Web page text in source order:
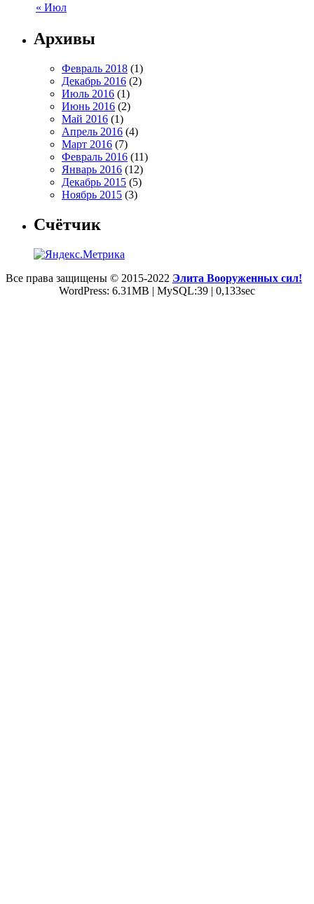
« Июл
Архивы
Февраль 2018 (1)
Декабрь 2016 (2)
Июль 2016 (1)
Июнь 2016 (2)
Май 2016 (1)
Апрель 2016 (4)
Март 2016 (7)
Февраль 2016 (11)
Январь 2016 (12)
Декабрь 2015 (5)
Ноябрь 2015 (3)
Счётчик
Все права защищены © 2015-2022 Элита Вооруженных сил!
WordPress: 6.31MB | MySQL:39 | 0,133sec